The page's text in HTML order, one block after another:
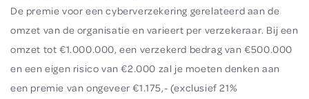
De premie voor een cyberverzekering gerelateerd aan de
omzet van de organisatie en varieert per verzekeraar. Bij een
omzet tot €1.000.000, een verzekerd bedrag van €500.000
en een eigen risico van €2.000 zal je moeten denken aan
een premie van ongeveer €1.175,- (exclusief 21%